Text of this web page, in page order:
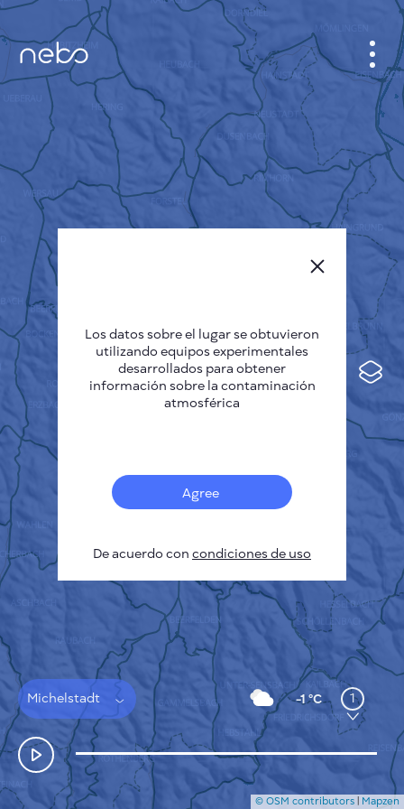
Sensores
Mapa de contaminación
Manchas térmicas
Michelstadt -1 °C 1
GABINETE
PLANO DE LA CIUDAD
SENSOR NEBO
QUIÉNES SOMOS
Deutsch
Español
Français
CÓMO FUNCIONA
POLÍTICA DE PRIVACIDAD
CONDICIONES GENERALES
GUÍA DE INSTALACIÓN
CONTACTE CON NOSOTROS
© OSM contributors | Mapzen
Los datos sobre el lugar se obtuvieron
utilizando equipos experimentales
desarrollados para obtener
información sobre la contaminación
atmosférica
Agree
De acuerdo con condiciones de uso